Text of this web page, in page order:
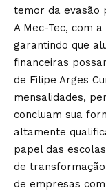
temor da evasão
A Mec-Tec, com
garantindo que
financeiras
de Filipe Arges
mensalidades,
concluam sua
altamente
papel das
de
de empresas